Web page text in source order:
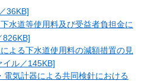
36KB]
水道等使用料及び受益者負担金に
826KB]
よる下水道使用料の減額措置の見
ル／145KB]
電気計器による共同検針における